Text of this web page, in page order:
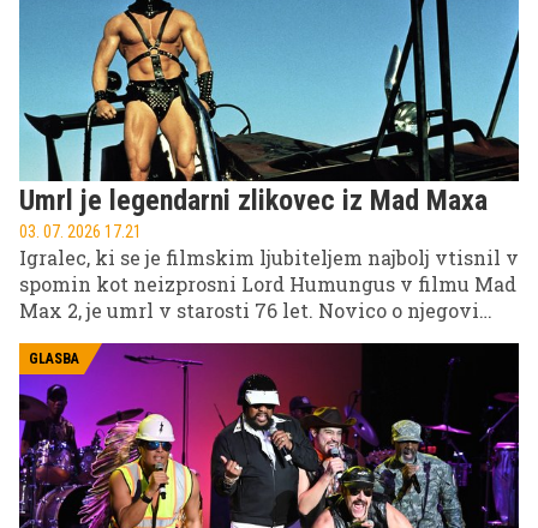
Umrl je legendarni zlikovec iz Mad Maxa
03. 07. 2026 17.21
Igralec, ki se je filmskim ljubiteljem najbolj vtisnil v
spomin kot neizprosni Lord Humungus v filmu Mad
Max 2, je umrl v starosti 76 let. Novico o njegovi
let pogumno spopadal s hudo boleznijo ledvic.
GLASBA